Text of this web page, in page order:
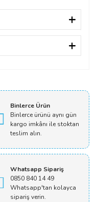
yapın!
Binlerce Ürün
Binlerce ürünü aynı gün
kargo imkânı ile stoktan
teslim alın.
Whatsapp Sipariş
0850 840 14 49
Whatsapp'tan kolayca
sipariş verin.